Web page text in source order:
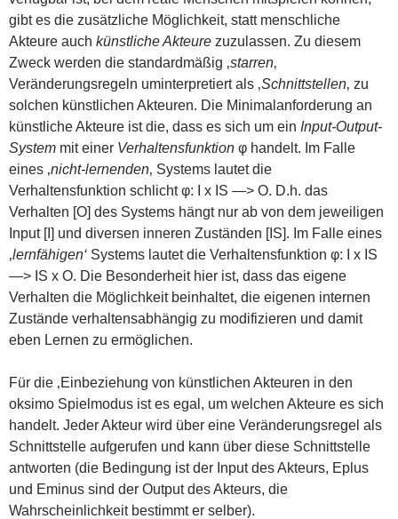
gibt es die zusätzliche Möglichkeit, statt menschliche
Akteure auch künstliche Akteure zuzulassen. Zu diesem
Zweck werden die standardmäßig ‚starren‚
Veränderungsregeln uminterpretiert als ‚Schnittstellen‚ zu
solchen künstlichen Akteuren. Die Minimalanforderung an
künstliche Akteure ist die, dass es sich um ein Input-Output-
System mit einer Verhaltensfunktion φ handelt. Im Falle
eines ‚nicht-lernenden‚ Systems lautet die
Verhaltensfunktion schlicht φ: I x IS —> O. D.h. das
Verhalten [O] des Systems hängt nur ab von dem jeweiligen
Input [I] und diversen inneren Zuständen [IS]. Im Falle eines
‚lernfähigen‘ Systems lautet die Verhaltensfunktion φ: I x IS
—> IS x O. Die Besonderheit hier ist, dass das eigene
Verhalten die Möglichkeit beinhaltet, die eigenen internen
Zustände verhaltensabhängig zu modifizieren und damit
eben Lernen zu ermöglichen.
Für die ‚Einbeziehung von künstlichen Akteuren in den
oksimo Spielmodus ist es egal, um welchen Akteure es sich
handelt. Jeder Akteur wird über eine Veränderungsregel als
Schnittstelle aufgerufen und kann über diese Schnittstelle
antworten (die Bedingung ist der Input des Akteurs, Eplus
und Eminus sind der Output des Akteurs, die
Wahrscheinlichkeit bestimmt er selber).